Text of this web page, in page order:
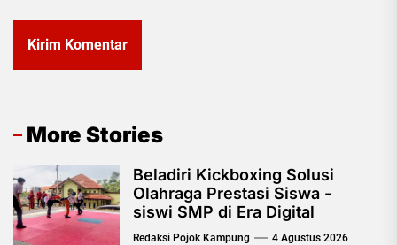
More Stories
Beladiri Kickboxing Solusi
Olahraga Prestasi Siswa -
siswi SMP di Era Digital
Redaksi Pojok Kampung 4 Agustus 2026